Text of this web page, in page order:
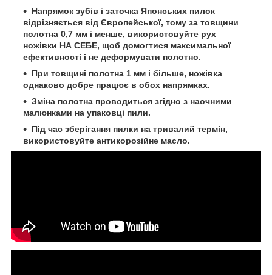
Напрямок зубів і заточка Японських пилок
відрізняється від Європейської, тому за товщини
полотна 0,7 мм і менше, використовуйте рух
ножівки НА СЕБЕ, щоб домогтися максимальної
ефективності і не деформувати полотно.
При товщині полотна 1 мм і більше, ножівка
однаково добре працює в обох напрямках.
Зміна полотна проводиться згідно з наочними
малюнками на упаковці пили.
Під час зберігання пилки на тривалий термін,
використовуйте антикорозійне масло.